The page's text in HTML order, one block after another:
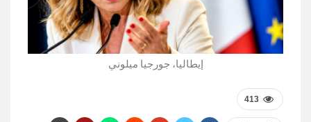
إيطاليا، جورجيا ميلوني
413